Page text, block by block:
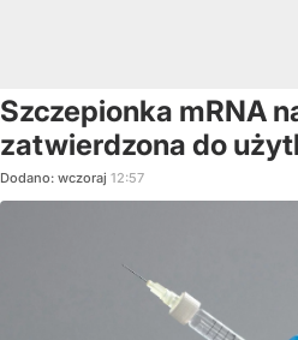
Szczepionka mRNA
zatwierdzona do
Dodano: wczoraj 12:57